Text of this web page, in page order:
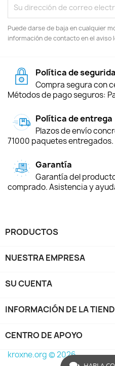
Puede darse de baja en cualquier
información de contacto en el aviso
Política de
Compra segura con
Métodos de pago seguros:
Política de entrega
Plazos de envío
71000 paquetes entregados.
Garantía
Garantía del
comprado. Asistencia y
PRODUCTOS
NUESTRA EMPRESA
SU CUENTA
INFORMACIÓN DE LA
CENTRO DE APOYO
kroxne.org © 2026